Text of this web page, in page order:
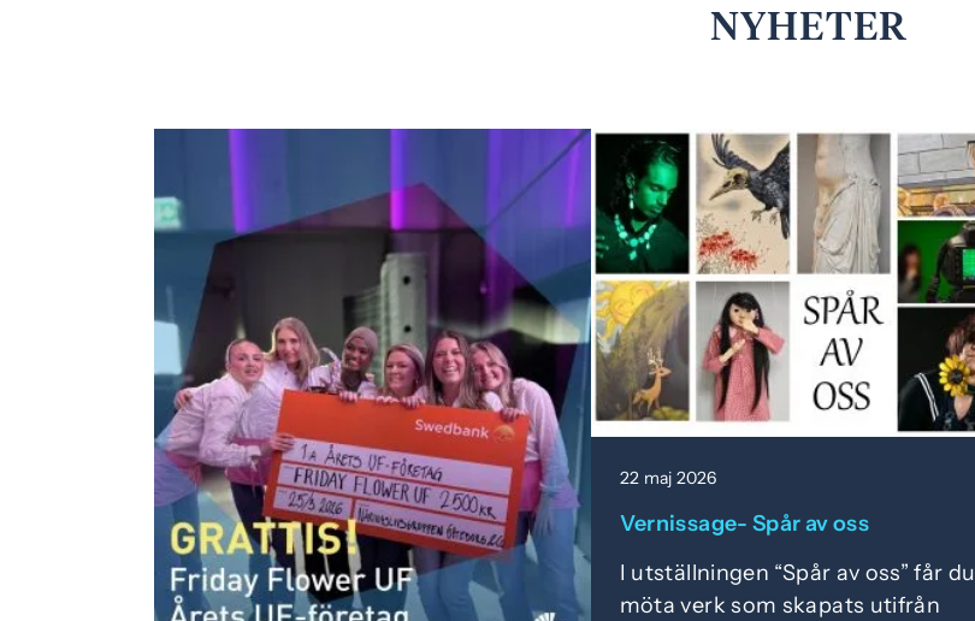
NYHETER
22 maj 2026
Vernissage- Spår av oss
I utställningen “Spår av oss” får du
möta verk som skapats utifrån